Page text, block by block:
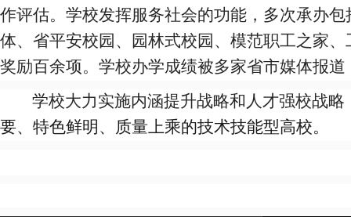
作评估。学校发挥服务社会的功能，多次承办
体、省平安校园、园林式校园、模范职工之家
奖励百余项。学校办学成绩被多家省市媒体报
学校大力实施内涵提升战略和人才强校战
要、特色鲜明、质量上乘的技术技能型高校。